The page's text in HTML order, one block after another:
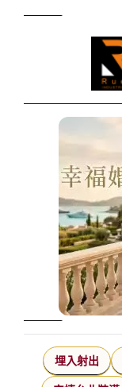
埋入射出